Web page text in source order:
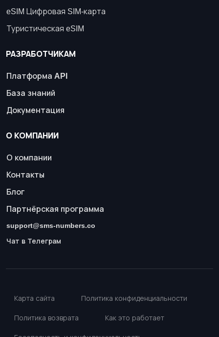
eSIM Цифровая SIM-карта
Туристическая eSIM
РАЗРАБОТЧИКАМ
Платформа API
База знаний
Документация
О КОМПАНИИ
О компании
Контакты
Блог
Партнёрская программа
support@sms-numbers.co
Чат в Телеграм
Карта сайта Политика конфиденциальности
Политика возврата Как это работает